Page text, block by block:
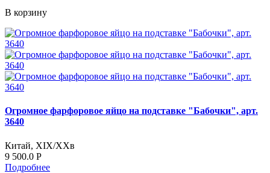
В корзину
Огромное фарфоровое яйцо на подставке "Бабочки", арт.
3640
Китай, XIX/XXв
9 500.0 Р
Подробнее